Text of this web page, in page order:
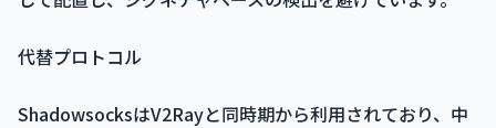
代替プロトコル
ShadowsocksはV2Rayと同時期から利用されており、中